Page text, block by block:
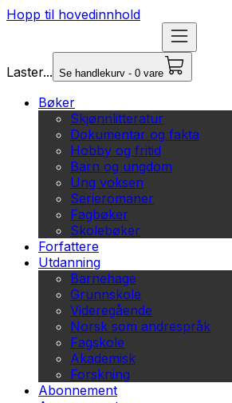
Hopp til hovedinnhold
Laster... Se handlekurv - 0 vare
Bøker
Skjønnlitteratur
Dokumentar og fakta
Hobby og fritid
Barn og ungdom
Ung voksen
Serieromaner
Fagbøker
Skolebøker
Forfattere
Utdanning
Barnehage
Grunnskole
Videregående
Norsk som andrespråk
Fagskole
Akademisk
Forskning
Abonnement